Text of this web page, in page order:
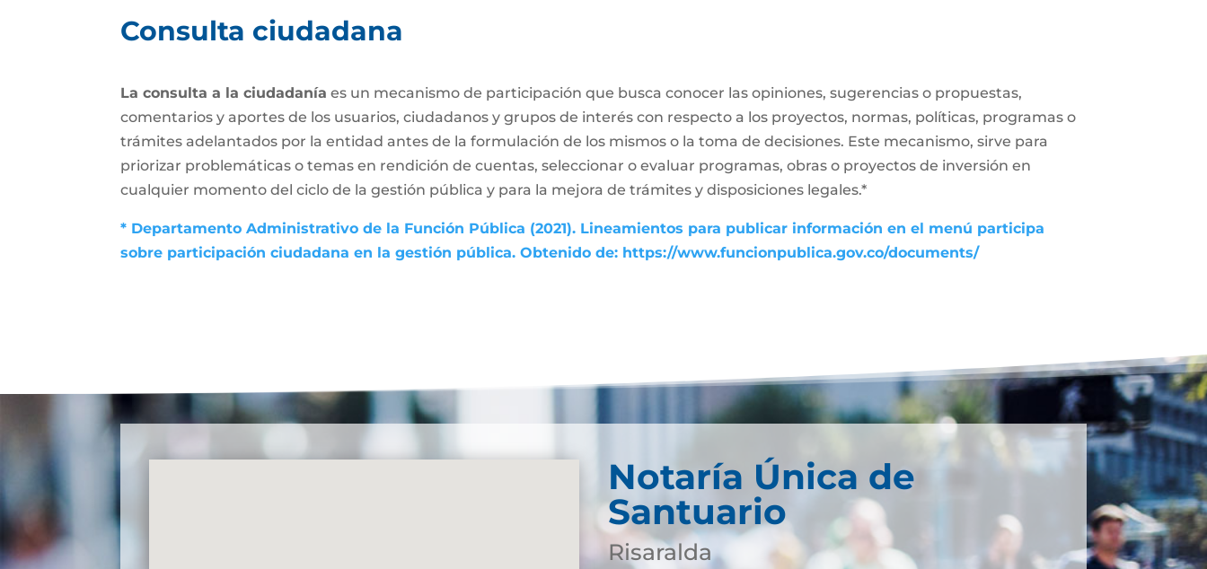
Consulta ciudadana
La consulta a la ciudadanía es un mecanismo de participación que busca conocer las opiniones, sugerencias o propuestas,
comentarios y aportes de los usuarios, ciudadanos y grupos de interés con respecto a los proyectos, normas, políticas, programas o
trámites adelantados por la entidad antes de la formulación de los mismos o la toma de decisiones. Este mecanismo, sirve para
priorizar problemáticas o temas en rendición de cuentas, seleccionar o evaluar programas, obras o proyectos de inversión en
cualquier momento del ciclo de la gestión pública y para la mejora de trámites y disposiciones legales.*
* Departamento Administrativo de la Función Pública (2021). Lineamientos para publicar información en el menú participa
sobre participación ciudadana en la gestión pública. Obtenido de: https://www.funcionpublica.gov.co/documents/
Notaría Única de
Santuario
Risaralda